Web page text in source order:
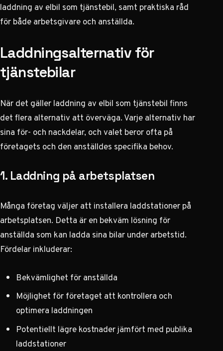
laddning av elbil som tjänstebil, samt praktiska råd
för både arbetsgivare och anställda.
Laddningsalternativ för
tjänstebilar
När det gäller laddning av elbil som tjänstebil finns
det flera alternativ att överväga. Varje alternativ har
sina för- och nackdelar, och valet beror ofta på
företagets och den anställdes specifika behov.
1. Laddning på arbetsplatsen
Många företag väljer att installera laddstationer på
arbetsplatsen. Detta är en bekväm lösning för
anställda som kan ladda sina bilar under arbetstid.
Fördelar inkluderar:
Bekvämlighet för anställda
Möjlighet för företaget att kontrollera och
optimera laddningen
Potentiellt lägre kostnader jämfört med publika
laddstationer